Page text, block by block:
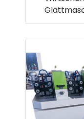
Metallteile